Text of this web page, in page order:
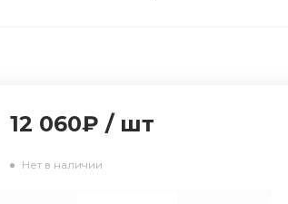
12 060₽ / шт
Нет в наличии